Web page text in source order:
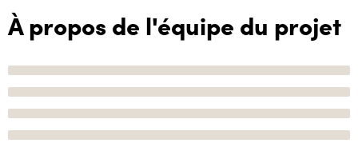
À propos de l'équipe du projet